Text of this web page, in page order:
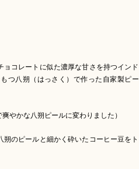
コレートに似た濃厚な甘さを持つインド
つ八朔（はっさく）で作った自家製ピー
やかな八朔ピールに変わりました）
のピールと細かく砕いたコーヒー豆をト